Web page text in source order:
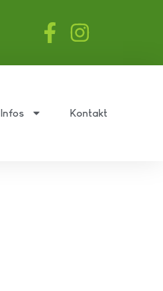
Infos Kontakt